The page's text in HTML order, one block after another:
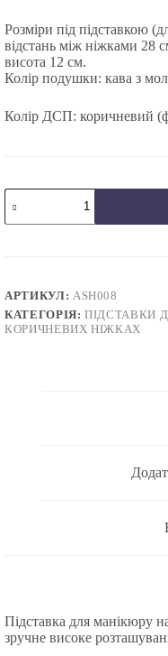
Розміри під підставкою
відстань між ніжками 28
висота 12 см.
Колір подушки: кава з
Колір ДСП: коричневий
Підставка
для
манікюру
MILK
кількість
АРТИКУЛ: ASH008
КАТЕГОРІЯ:ПІДСТАВКИ
КОРИЧНЕВИХ НІЖКАХ
Підставка для манікюру
зручне високе